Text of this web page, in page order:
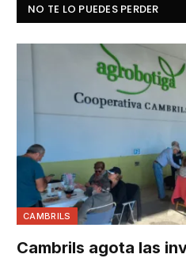
NO TE LO PUEDES PERDER
CAMBRILS
Cambrils agota las